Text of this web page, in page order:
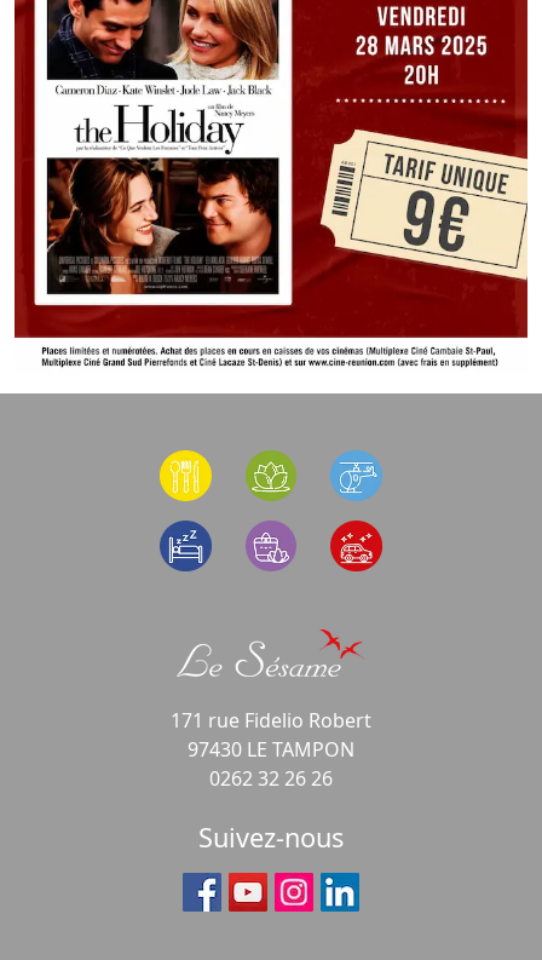
171 rue Fidelio Robert
97430 LE TAMPON
0262 32 26 26
Suivez-nous